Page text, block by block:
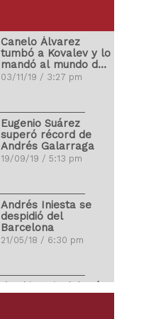
Canelo Álvarez
tumbó a Kovalev y lo
mandó al mundo de
los sueños
03/11/19 / 3:27 pm
Eugenio Suárez
superó récord de
Andrés Galarraga
19/09/19 / 5:13 pm
Andrés Iniesta se
despidió del
Barcelona
21/05/18 / 6:30 pm
Ibrahimovic debutó